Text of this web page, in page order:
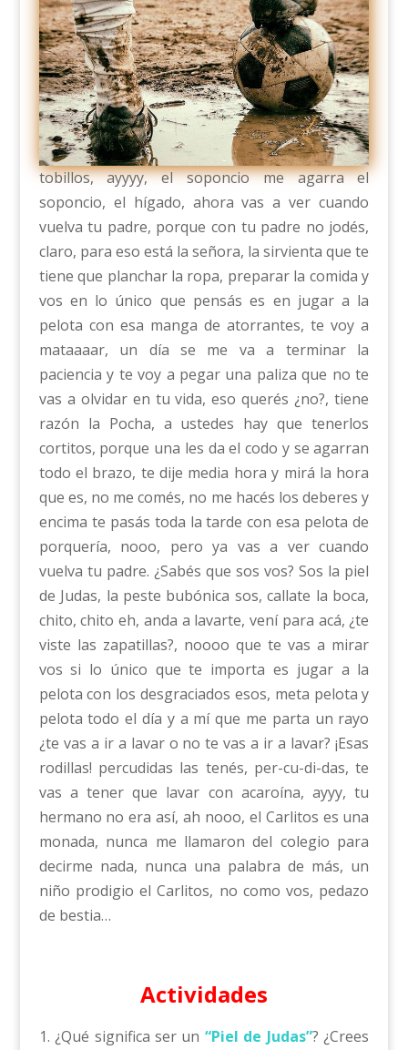
tobillos, ayyyy, el soponcio me agarra el
soponcio, el hígado, ahora vas a ver cuando
vuelva tu padre, porque con tu padre no jodés,
claro, para eso está la señora, la sirvienta que te
tiene que planchar la ropa, preparar la comida y
vos en lo único que pensás es en jugar a la
pelota con esa manga de atorrantes, te voy a
mataaaar, un día se me va a terminar la
paciencia y te voy a pegar una paliza que no te
vas a olvidar en tu vida, eso querés ¿no?, tiene
razón la Pocha, a ustedes hay que tenerlos
cortitos, porque una les da el codo y se agarran
todo el brazo, te dije media hora y mirá la hora
que es, no me comés, no me hacés los deberes y
encima te pasás toda la tarde con esa pelota de
porquería, nooo, pero ya vas a ver cuando
vuelva tu padre. ¿Sabés que sos vos? Sos la piel
de Judas, la peste bubónica sos, callate la boca,
chito, chito eh, anda a lavarte, vení para acá, ¿te
viste las zapatillas?, noooo que te vas a mirar
vos si lo único que te importa es jugar a la
pelota con los desgraciados esos, meta pelota y
pelota todo el día y a mí que me parta un rayo
¿te vas a ir a lavar o no te vas a ir a lavar? ¡Esas
rodillas! percudidas las tenés, per-cu-di-das, te
vas a tener que lavar con acaroína, ayyy, tu
hermano no era así, ah nooo, el Carlitos es una
monada, nunca me llamaron del colegio para
decirme nada, nunca una palabra de más, un
niño prodigio el Carlitos, no como vos, pedazo
de bestia…
Actividades
1. ¿Qué significa ser un “Piel de Judas”? ¿Crees